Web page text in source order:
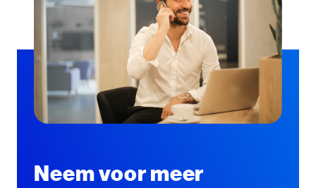
Neem voor meer